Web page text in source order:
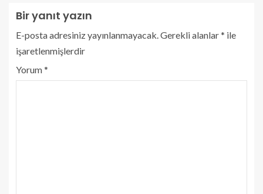
Bir yanıt yazın
E-posta adresiniz yayınlanmayacak.Gerekli alanlar* ile
işaretlenmişlerdir
Yorum*